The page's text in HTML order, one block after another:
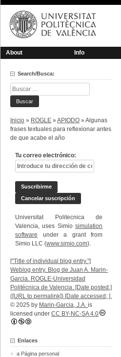
Saltar
contenido
About Info
Search/Busca:
Buscar:
Inicio » ROGLE » APIODO » Algunas
frases textuales para reflexionar antes
de que acabe el año
Tu correo electrónico:
Universitat Politecnica de
Valencia, uses Simiosimulation
software under a grant from
Simio LLC (www.simio.com).
["Title of individual blog entry."]
Weblog entry. Blog de Juan A. Marin-
Garcia. ROGLE-Universidad
Politécnica de Valencia. [Date posted.]
([URL to permalink]) [Date accessed; ].
© 2025 by Marin-Garcia, J.A. is
licensed under CC BY-NC-SA 4.0
Enlaces
a Página personal